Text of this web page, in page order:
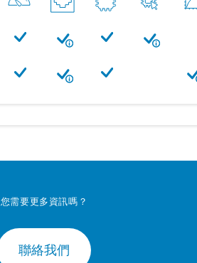
您需要更多資訊嗎？
聯絡我們